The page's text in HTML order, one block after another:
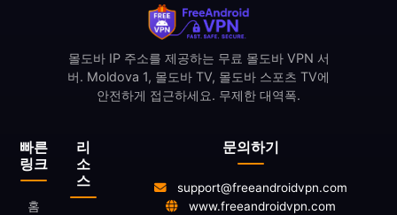
빠른
링크
홈
리
소
스
몰도바 IP 주소를 제공하는 무료 몰도바 VPN 서
버. Moldova 1, 몰도바 TV, 몰도바 스포츠 TV에
안전하게 접근하세요. 무제한 대역폭.
문의하기
support@freeandroidvpn.com
www.freeandroidvpn.com